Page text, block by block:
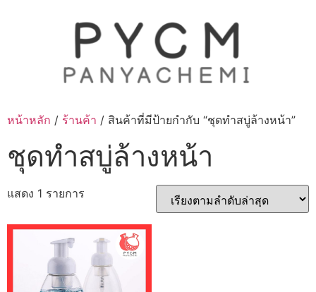
หน้าหลัก / ร้านค้า / สินค้าที่มีป้ายกำกับ “ชุดทำสบู่ล้างหน้า”
ชุดทำสบู่ล้างหน้า
แสดง 1 รายการ